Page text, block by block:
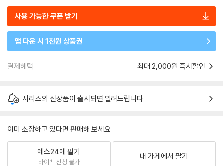
사용 가능한 쿠폰 받기
앱 다운 시 1천원 상품권
결제혜택 최대 2,000원 즉시할인
시리즈의 신상품이 출시되면 알려드립니다.
이미 소장하고 있다면 판매해 보세요.
예스24에 팔기
바이백 신청 불가
내 가게에서 팔기